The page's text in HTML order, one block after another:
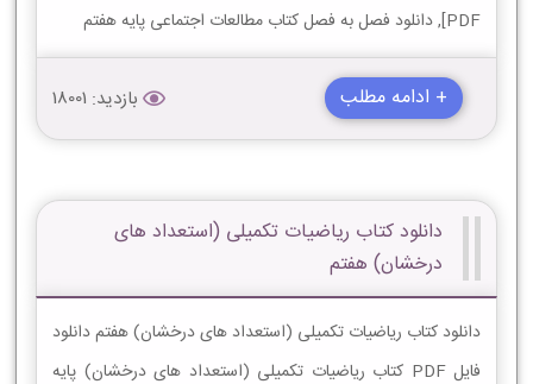
PDF], دانلود فصل به فصل کتاب مطالعات اجتماعی پایه هفتم
+ ادامه مطلب بازدید: 18001
دانلود کتاب ریاضیات تکمیلی (استعداد های
درخشان) هفتم
دانلود کتاب ریاضیات تکمیلی (استعداد های درخشان) هفتم دانلود
فایل PDF کتاب ریاضیات تکمیلی (استعداد های درخشان) پایه